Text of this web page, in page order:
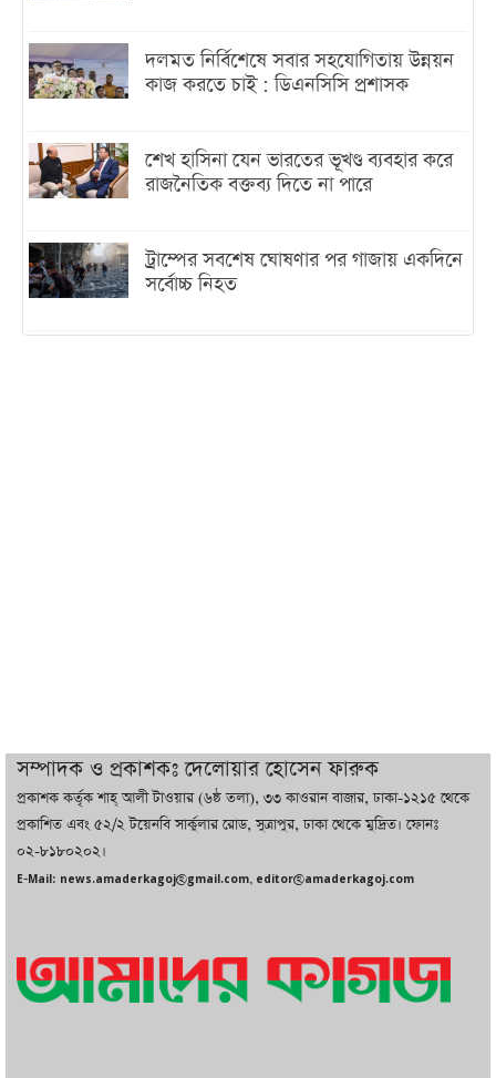
দলমত নির্বিশেষে সবার সহযোগিতায় উন্নয়ন
কাজ করতে চাই : ডিএনসিসি প্রশাসক
শেখ হাসিনা যেন ভারতের ভূখণ্ড ব্যবহার করে
রাজনৈতিক বক্তব্য দিতে না পারে
ট্রাম্পের সবশেষ ঘোষণার পর গাজায় একদিনে
সর্বোচ্চ নিহত
দুবাইয়ে বেনজীরের জামিন বাতিল করতে ল
ফার্ম নিয়োগ করেছে সরকার
করা হবে : পররাষ্ট্র প্রতিমন্ত্রী
সম্পাদক ও প্রকাশকঃ দেলোয়ার হোসেন ফারুক
প্রকাশক কর্তৃক শাহ্ আলী টাওয়ার (৬ষ্ঠ তলা), ৩৩ কাওরান বাজার, ঢাকা-১২১৫ থেকে
প্রকাশিত এবং ৫২/২ টয়েনবি সার্কুলার রোড, সুত্রাপুর, ঢাকা থেকে মুদ্রিত। ফোনঃ
০২-৮১৮০২০২।
E-Mail: news.amaderkagoj@gmail.com, editor@amaderkagoj.com